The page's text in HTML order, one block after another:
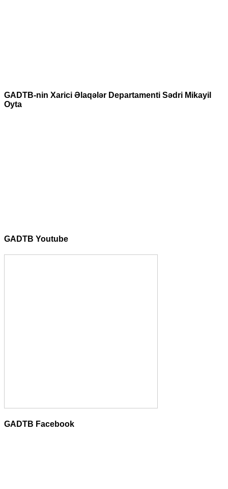
GADTB-nin Xarici Əlaqələr Departamenti Sədri Mikayil
Oyta
GADTB Youtube
GADTB Facebook